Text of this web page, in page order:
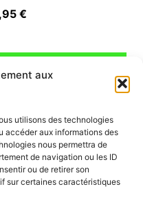
aux
utilisons des technologies
accéder aux informations des
nous permettra de
de navigation ou les ID
ou de retirer son
sur certaines caractéristiques
€